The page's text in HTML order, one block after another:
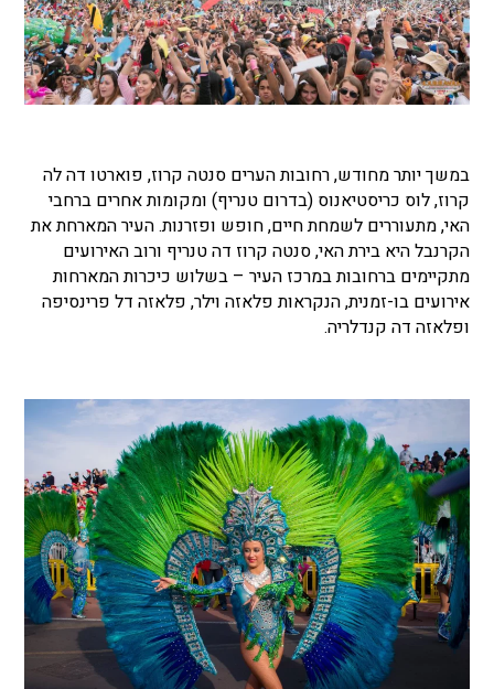
במשך יותר מחודש, רחובות הערים סנטה קרוז, פוארטו דה לה
קרוז, לוס כריסטיאנוס (בדרום טנריף) ומקומות אחרים ברחבי
האי, מתעוררים לשמחת חיים, חופש ופזרנות. העיר המארחת את
הקרנבל היא בירת האי, סנטה קרוז דה טנריף ורוב האירועים
מתקיימים ברחובות במרכז העיר – בשלוש כיכרות המארחות
אירועים בו-זמנית, הנקראות פלאזה וילר, פלאזה דל פרינסיפה
ופלאזה דה קנדלריה.